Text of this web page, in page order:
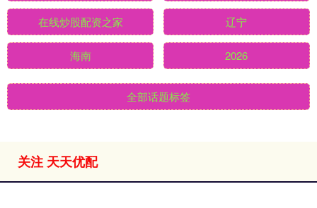
在线炒股配资之家 辽宁
海南 2026
全部话题标签
关注 天天优配